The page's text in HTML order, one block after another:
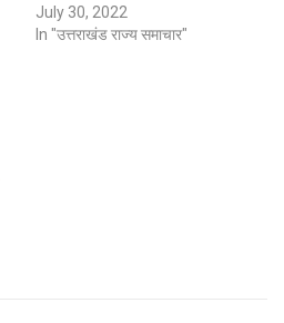
July 30, 2022
In "उत्तराखंड राज्य समाचार"